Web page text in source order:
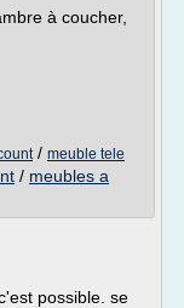
à coucher,
/ meuble tele
/ meubles a
possible. se